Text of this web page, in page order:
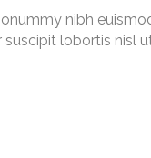
nibh
lobortis nisl